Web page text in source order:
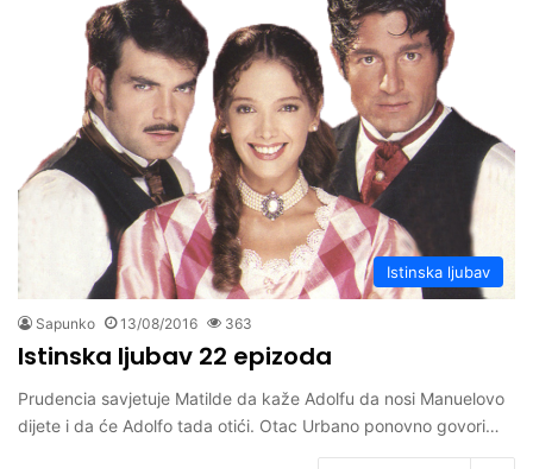
Istinska ljubav
Sapunko 13/08/2016 363
Istinska ljubav 22 epizoda
Prudencia savjetuje Matilde da kaže Adolfu da nosi Manuelovo
dijete i da će Adolfo tada otići. Otac Urbano ponovno govori…